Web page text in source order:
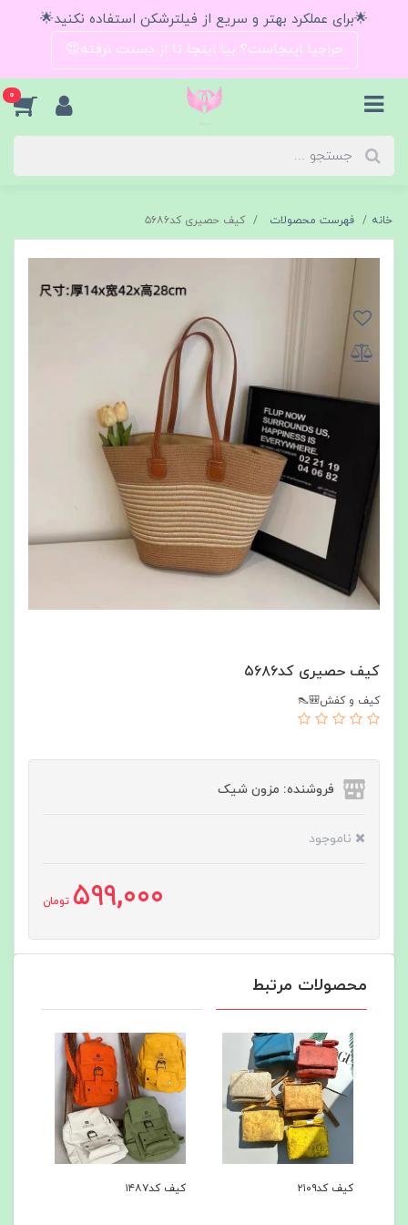
🌟برای عملکرد بهتر و سریع از فیلترشکن استفاده نکنید🌟
حراجیا اینجاست؟ بیا اینجا تا از دستت نرفته😍
0
خانه فهرست محصولات کیف حصیری کد۵۶۸۶
کیف حصیری کد۵۶۸۶
کیف و کفش🎒👠
فروشنده: مزون شیک
ناموجود
599,000 تومان
محصولات مرتبط
کیف کد۲۱۰۹ کیف کد۱۴۸۷